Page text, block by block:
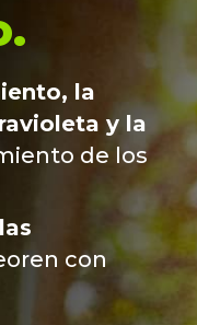
la
y la
de los
con